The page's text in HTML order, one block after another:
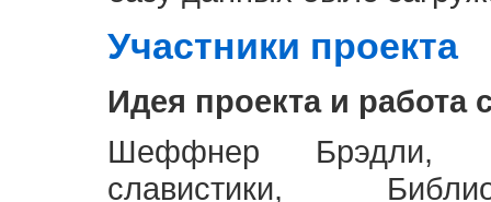
Участники проекта
Идея проекта и работа
Шеффнер Брэдли,
славистики,